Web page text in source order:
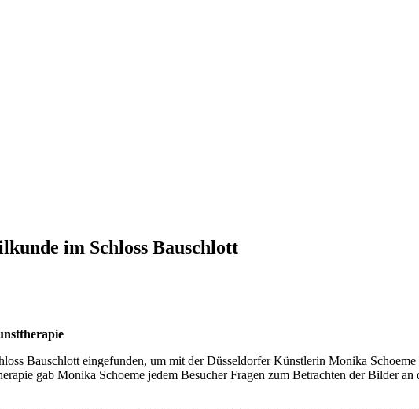
im Schloss Bauschlott
Bauschlott eingefunden, um mit der Düsseldorfer Künstlerin Monika
gab Monika Schoeme jedem Besucher Fragen zum Betrachten der Bilder